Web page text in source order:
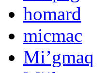
homard
micmac
Mi’gmaq